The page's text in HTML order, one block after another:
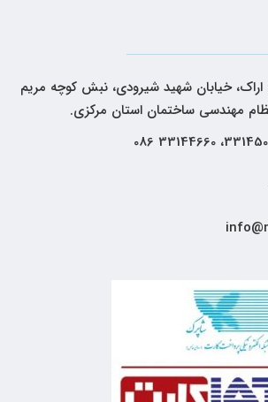
خیابان شهید شیرودی، نبش کوچه مریم
مهندسی ساختمان استان مرکزی.